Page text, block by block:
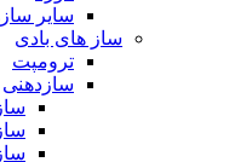
سایر
ساز های بادی
ترومپت
سازدهنی